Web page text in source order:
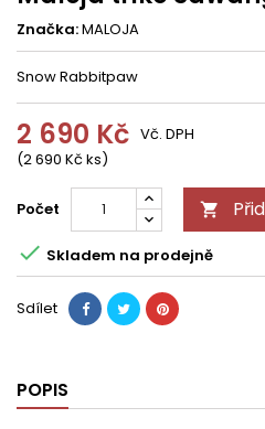
Značka:MALOJA
Snow Rabbitpaw
2 690 Kč
(2 690 Kč ks)
Vč. DPH
Počet 
 Skladem na prodejně
Sdílet
POPIS